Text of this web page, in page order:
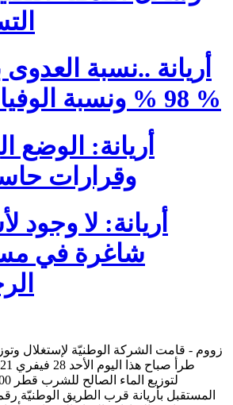
أريانة ..نسبة العدوى
98 % ونسبة الوفيات ناهزت 4 %
أريانة: الوضع
وقرارات
أريانة: لا وجود
شاغرة في
زووم - قامت الشركة الوطنيّة لإستغلال